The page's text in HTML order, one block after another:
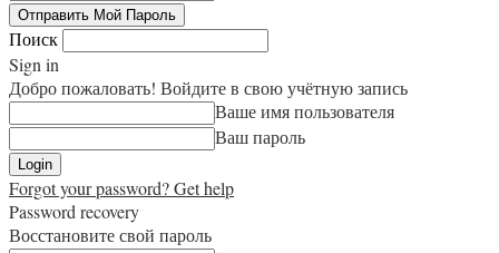
Поиск
Sign in
Добро пожаловать! Войдите в свою учётную запись
Ваше имя пользователя
Ваш пароль
Forgot your password? Get help
Password recovery
Восстановите свой пароль